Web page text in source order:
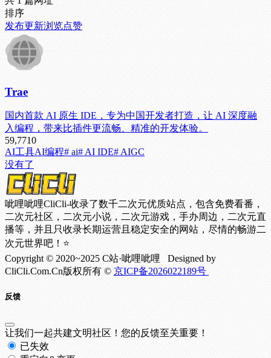
排序
发布更新浏览点赞
Trae
国内首款 AI 原生 IDE，专为中国开发者打造，让 AI 深度融
入编程，带来比插件更流畅、精准的开发体验。
59,7710
AI工具AI编程# ai# AI IDE# AIGC
没有了
呲哩呲哩CliCli-收录了数千二次元优质站点，包含免费看番，
二次元社区，二次元小说，二次元游戏，手办周边，二次元直
播等，并且只收录长期运营且稳定安全的网站，尽情的畅游二
次元世界吧！⭐
Copyright © 2020~2025 C站·呲哩呲哩 Designed by
CliCli.Com.Cn版权所有 © 京ICP备2026022189号
反馈
让我们一起共建文明社区！您的反馈至关重要！
已失效